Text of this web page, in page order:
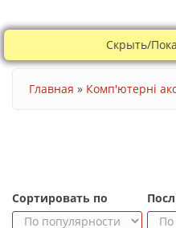
Скрыть/
Ви є тут
Главная » Комп'ютерні
Сортировать по